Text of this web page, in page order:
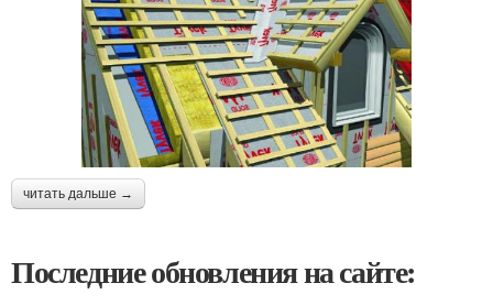
читать дальше →
Последние обновления на сайте: